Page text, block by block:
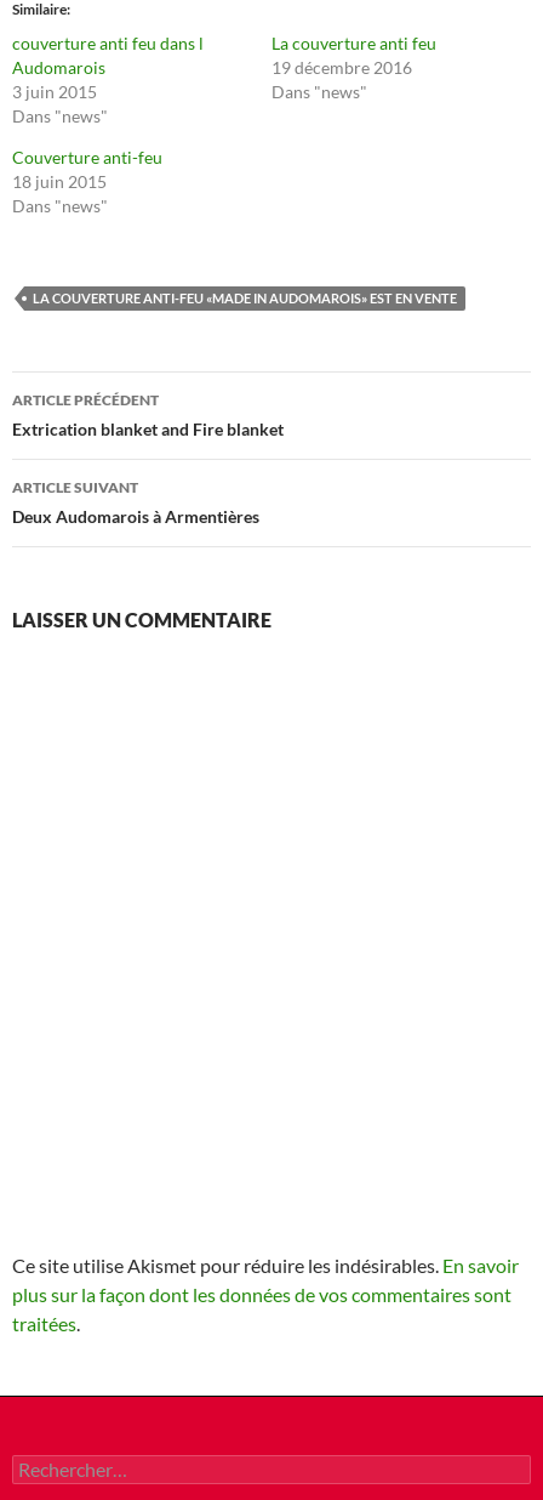
Similaire
couverture anti feu dans l
Audomarois
3 juin 2015
Dans "news"
La couverture anti feu
19 décembre 2016
Dans "news"
Couverture anti-feu
18 juin 2015
Dans "news"
LA COUVERTURE ANTI-FEU «MADE IN AUDOMAROIS» EST EN VENTE
Navigation
des
articles
ARTICLE PRÉCÉDENT
Extrication blanket and Fire blanket
ARTICLE SUIVANT
Deux Audomarois à Armentières
LAISSER UN COMMENTAIRE
Ce site utilise Akismet pour réduire les indésirables. En savoir
plus sur la façon dont les données de vos commentaires sont
traitées
Rechercher :